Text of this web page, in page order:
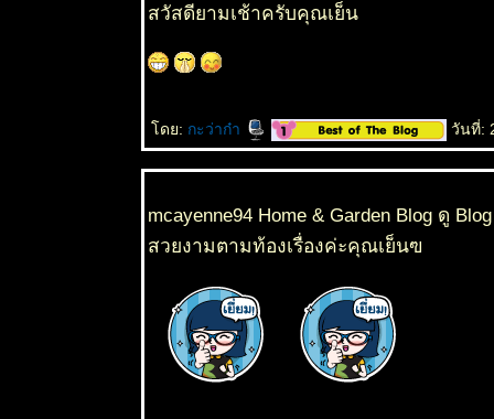
สวัสดียามเช้าครับคุณเย็น
ดย: กะว่าก๋า วันที่:
mcayenne94 Home & Garden Blog ดู Blog
สวยงามตามท้องเรื่องค่ะคุณเย็นฃ